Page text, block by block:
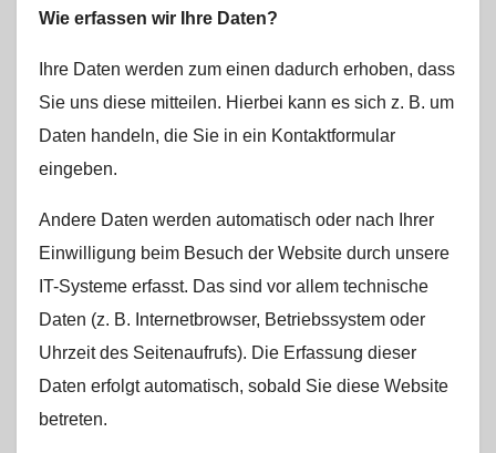
Wie erfassen wir Ihre Daten?
Ihre Daten werden zum einen dadurch erhoben, dass
Sie uns diese mitteilen. Hierbei kann es sich z. B. um
Daten handeln, die Sie in ein Kontaktformular
eingeben.
Andere Daten werden automatisch oder nach Ihrer
Einwilligung beim Besuch der Website durch unsere
IT-Systeme erfasst. Das sind vor allem technische
Daten (z. B. Internetbrowser, Betriebssystem oder
Uhrzeit des Seitenaufrufs). Die Erfassung dieser
Daten erfolgt automatisch, sobald Sie diese Website
betreten.